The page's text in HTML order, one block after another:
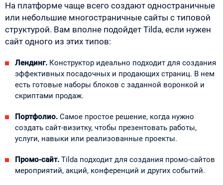
На платформе чаще всего создают одностраничные
или небольшие многостраничные сайты с типовой
структурой. Вам вполне подойдет Tilda, если нужен
сайт одного из этих типов:
Лендинг. Конструктор идеально подходит для создания
эффективных посадочных и продающих страниц. В нем
есть готовые наборы блоков с заданной воронкой и
скриптами продаж.
Портфолио. Самое простое решение, когда нужно
создать сайт-визитку, чтобы презентовать работы,
услуги, навыки или реализованные проекты.
Промо-сайт. Tilda подходит для создания промо-сайтов
мероприятий, акций, конференций и других событий.